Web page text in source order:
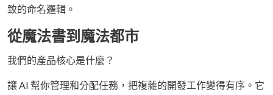
致的命名邏輯。
從魔法書到魔法都市
我們的產品核心是什麼？
讓 AI 幫你管理和分配任務，把複雜的開發工作變得有序。它